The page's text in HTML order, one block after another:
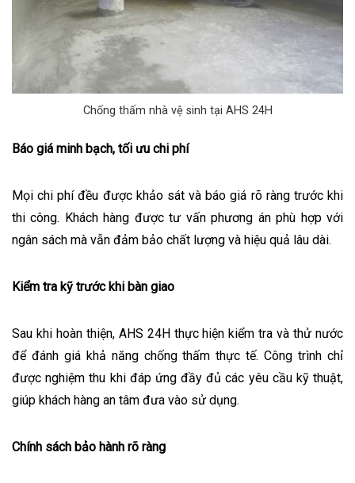
Chống thấm nhà vệ sinh tại AHS 24H
Báo giá minh bạch, tối ưu chi phí
Mọi chi phí đều được khảo sát và báo giá rõ ràng trước khi
thi công. Khách hàng được tư vấn phương án phù hợp với
ngân sách mà vẫn đảm bảo chất lượng và hiệu quả lâu dài.
Kiểm tra kỹ trước khi bàn giao
Sau khi hoàn thiện, AHS 24H thực hiện kiểm tra và thử nước
để đánh giá khả năng chống thấm thực tế. Công trình chỉ
được nghiệm thu khi đáp ứng đầy đủ các yêu cầu kỹ thuật,
giúp khách hàng an tâm đưa vào sử dụng.
Chính sách bảo hành rõ ràng